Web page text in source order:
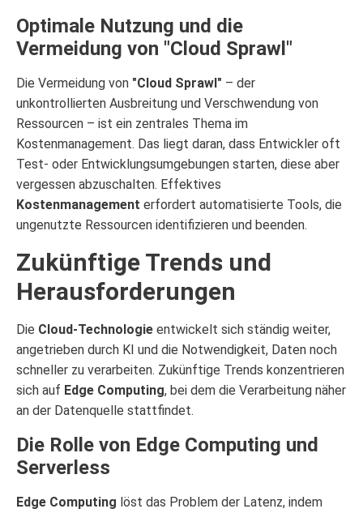
Optimale Nutzung und die
Vermeidung von "Cloud Sprawl"
Die Vermeidung von "Cloud Sprawl" – der
unkontrollierten Ausbreitung und Verschwendung von
Ressourcen – ist ein zentrales Thema im
Kostenmanagement. Das liegt daran, dass Entwickler oft
Test- oder Entwicklungsumgebungen starten, diese aber
vergessen abzuschalten. Effektives
Kostenmanagement erfordert automatisierte Tools, die
ungenutzte Ressourcen identifizieren und beenden.
Zukünftige Trends und
Herausforderungen
Die Cloud-Technologie entwickelt sich ständig weiter,
angetrieben durch KI und die Notwendigkeit, Daten noch
schneller zu verarbeiten. Zukünftige Trends konzentrieren
sich auf Edge Computing, bei dem die Verarbeitung näher
an der Datenquelle stattfindet.
Die Rolle von Edge Computing und
Serverless
Edge Computing löst das Problem der Latenz, indem